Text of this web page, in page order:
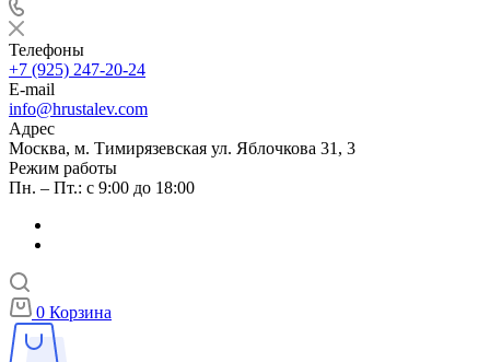
Телефоны
+7 (925) 247-20-24
E-mail
info@hrustalev.com
Адрес
Москва, м. Тимирязевская ул. Яблочкова 31, 3
Режим работы
Пн. – Пт.: с 9:00 до 18:00
0 Корзина